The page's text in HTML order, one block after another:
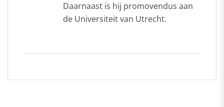
Daarnaast is hij promovendus aan
de Universiteit van Utrecht.